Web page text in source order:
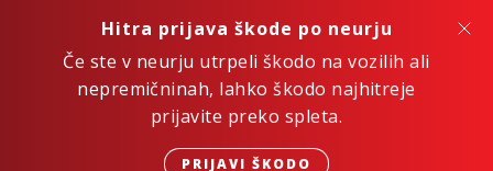
Hitra prijava škode po neurju
Če ste v neurju utrpeli škodo na vozilih ali
nepremičninah, lahko škodo najhitreje
prijavite preko spleta.
PRIJAVI ŠKODO